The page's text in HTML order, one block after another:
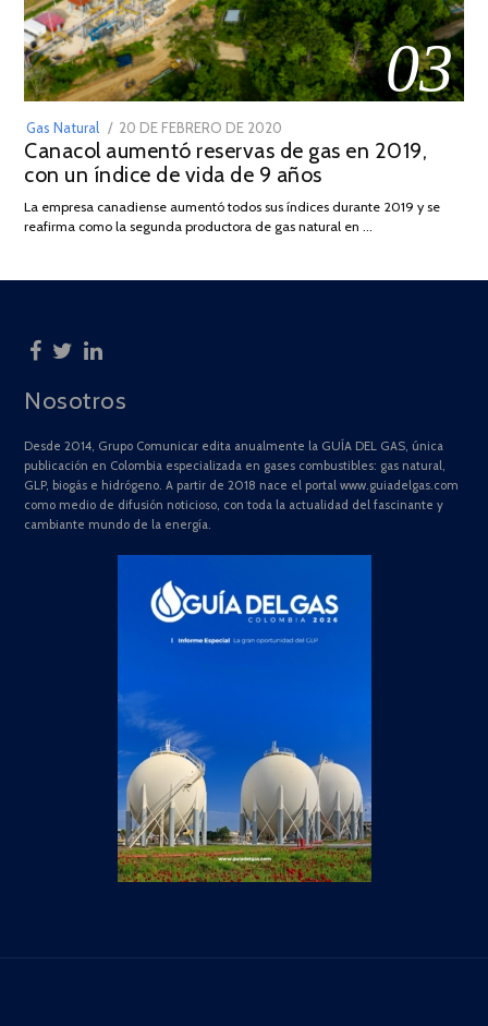
03
Gas Natural
POSTED
ON
20 DE FEBRERO DE 2020
DE
JULIO
2025
Canacol aumentó reservas de gas en 2019,
con un índice de vida de 9 años
La empresa canadiense aumentó todos sus índices durante 2019 y se
reafirma como la segunda productora de gas natural en …
Nosotros
Desde 2014, Grupo Comunicar edita anualmente la GUÍA DEL GAS, única
publicación en Colombia especializada en gases combustibles: gas natural,
GLP, biogás e hidrógeno. A partir de 2018 nace el portal www.guiadelgas.com
como medio de difusión noticioso, con toda la actualidad del fascinante y
cambiante mundo de la energía.